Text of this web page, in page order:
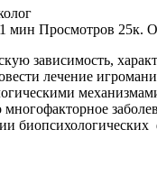
мин Просмотров 25к.
зависимость,
лечение
биопсихологических